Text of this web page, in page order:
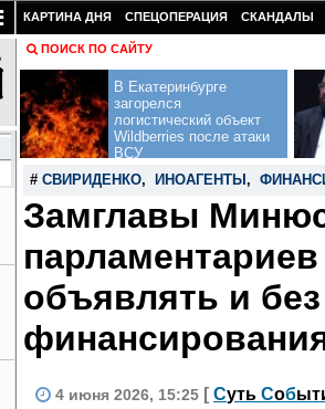
КАРТИНА ДНЯ СПЕЦОПЕРАЦИЯ СКАНДАЛЫ
ПОИСК ПО САЙТУ
В Екатеринбурге
загорелся
логистический объект
Wildberries после атаки
ВСУ
# СВИРИДЕНКО, ИНОАГЕНТЫ ,
Замглавы
объявлять и
4 июня 2026, 15:25 [ Суть Соб